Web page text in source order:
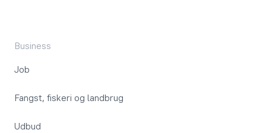
Business
Job
Fangst, fiskeri og landbrug
Udbud